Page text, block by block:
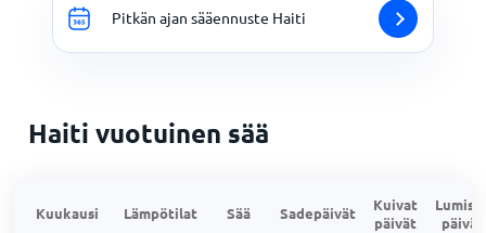
Pitkän ajan sääennuste Haiti
Haiti vuotuinen sää
Kuukausi Lämpötilat Sää Sadepäivät
Kuivat
päivät
päivät